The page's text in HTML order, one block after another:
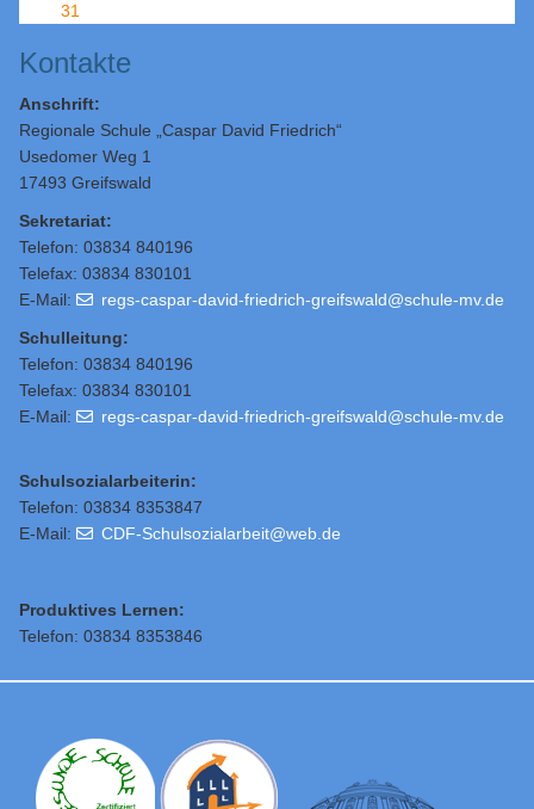
31
Kontakte
Anschrift:
Regionale Schule „Caspar David Friedrich“
Usedomer Weg 1
17493 Greifswald
Sekretariat:
Telefon: 03834 840196
Telefax: 03834 830101
E-Mail:
regs-caspar-david-friedrich-greifswald@schule-mv.de
Schulleitung:
Telefon: 03834 840196
Telefax: 03834 830101
E-Mail:
regs-caspar-david-friedrich-greifswald@schule-mv.de
Schulsozialarbeiterin:
Telefon: 03834 8353847
E-Mail:
CDF-Schulsozialarbeit@web.de
Produktives Lernen:
Telefon: 03834 8353846